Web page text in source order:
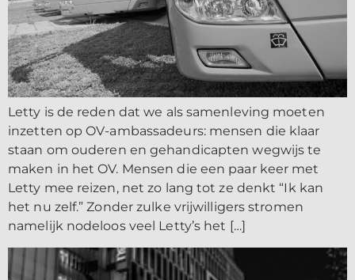
Letty is de reden dat we als samenleving moeten
inzetten op OV-ambassadeurs: mensen die klaar
staan om ouderen en gehandicapten wegwijs te
maken in het OV. Mensen die een paar keer met
Letty mee reizen, net zo lang tot ze denkt “Ik kan
het nu zelf.” Zonder zulke vrijwilligers stromen
namelijk nodeloos veel Letty’s het […]